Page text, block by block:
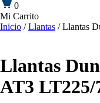
0
Mi Carrito
Inicio /Llantas / Llantas
Llantas
AT3 LT225/